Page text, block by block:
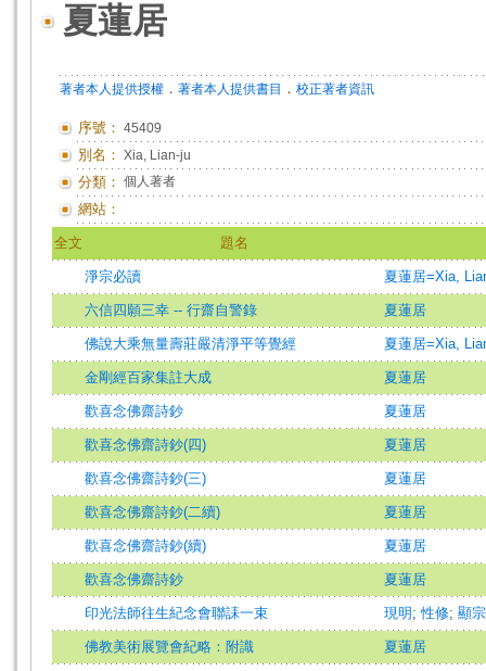
夏蓮居
著者本人提供授權 ． 著者本人提供書目 ． 校正著者資訊
序號： 45409
別名： Xia, Lian-ju
分類： 個人著者
網站：
全文 題名
淨宗必讀 夏蓮居=Xia,
六信四願三幸 -- 行齋自警錄 夏蓮居
佛說大乘無量壽莊嚴清淨平等覺經 夏蓮居=Xia,
金剛經百家集註大成 夏蓮居
歡喜念佛齋詩鈔 夏蓮居
歡喜念佛齋詩鈔(四) 夏蓮居
歡喜念佛齋詩鈔(三) 夏蓮居
歡喜念佛齋詩鈔(二續) 夏蓮居
歡喜念佛齋詩鈔(續) 夏蓮居
歡喜念佛齋詩鈔 夏蓮居
印光法師往生紀念會聯誄一束 現明 ;性修; 顯宗
佛教美術展覽會紀略：附識 夏蓮居